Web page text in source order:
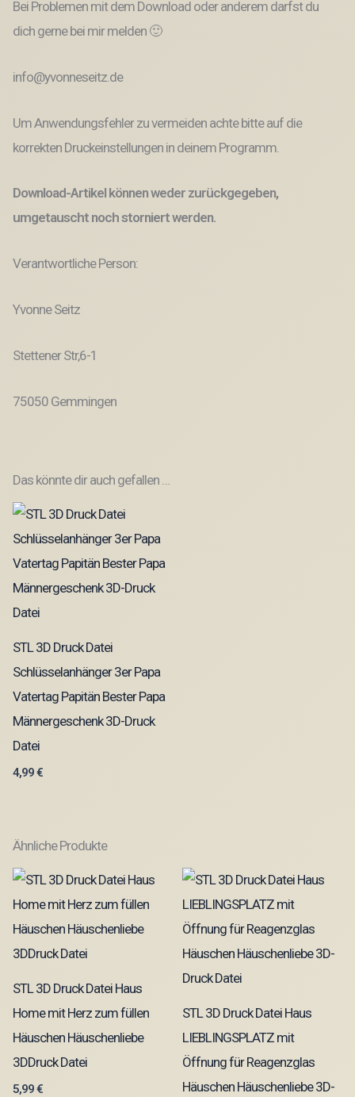
Bei Problemen mit dem Download oder anderem darfst du
dich gerne bei mir melden 🙂
info@yvonneseitz.de
Um Anwendungsfehler zu vermeiden achte bitte auf die
korrekten Druckeinstellungen in deinem Programm.
Download-Artikel können weder zurückgegeben,
umgetauscht noch storniert werden.
Verantwortliche Person:
Yvonne Seitz
Stettener Str,6-1
75050 Gemmingen
Das könnte dir auch gefallen …
STL 3D Druck Datei
Schlüsselanhänger 3er Papa
Vatertag Papitän Bester Papa
Männergeschenk 3D-Druck
Datei
4,99€
Ähnliche Produkte
STL 3D Druck Datei Haus
Home mit Herz zum füllen
Häuschen Häuschenliebe
3DDruck Datei
5,99€
STL 3D Druck Datei Haus
LIEBLINGSPLATZ mit
Öffnung für Reagenzglas
Häuschen Häuschenliebe 3D-